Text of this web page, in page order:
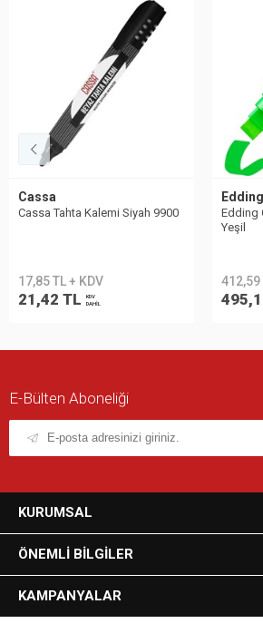
Cassa
Cassa Tahta Kalemi Siyah 9900
17,85 TL + KDV
21,42 TL
KDV
DAHİL
Edding
Edding
Yeşil
412,59
E-Bülten Aboneliği
KURUMSAL
ÖNEMLI BILGILER
KAMPANYALAR